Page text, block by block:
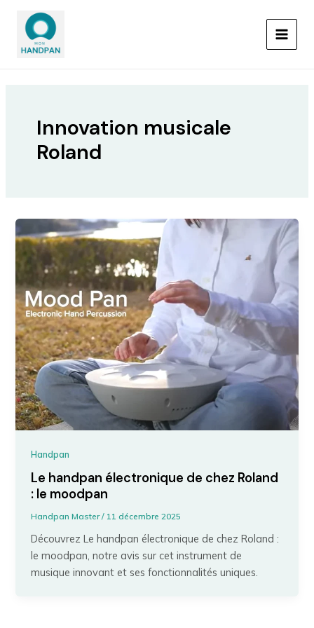
contenu
Innovation musicale
Roland
Handpan
Le handpan électronique de chez Roland
: le moodpan
Handpan Master/ 11 décembre 2025
Découvrez Le handpan électronique de chez Roland :
le moodpan, notre avis sur cet instrument de
musique innovant et ses fonctionnalités uniques.